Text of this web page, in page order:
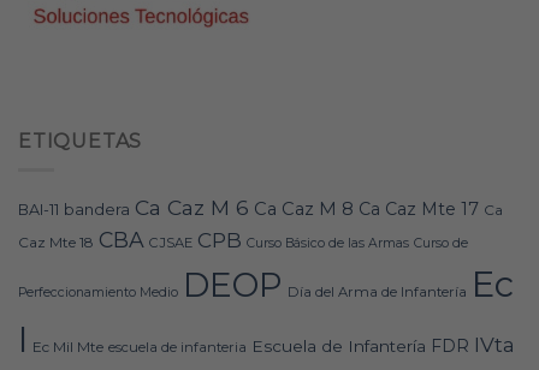
ETIQUETAS
BAI-11 bandera Ca Caz M 6 Ca Caz M 8 Ca Caz Mte 17 Ca
Caz Mte 18 CBA CJSAE CPB Curso Básico de las Armas Curso de
Perfeccionamiento Medio DEOP Día del Arma de Infantería Ec
I Ec Mil Mte escuela de infanteria Escuela de Infantería FDR IVta